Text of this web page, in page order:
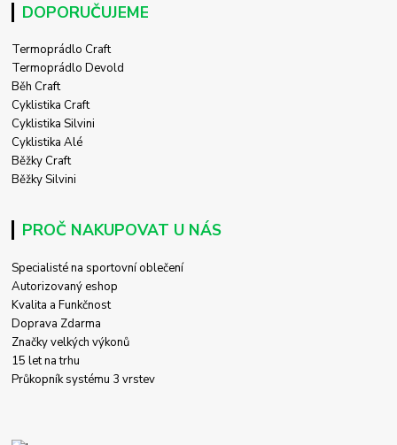
DOPORUČUJEME
Termoprádlo Craft
Termoprádlo Devold
Běh Craft
Cyklistika Craft
Cyklistika Silvini
Cyklistika Alé
Běžky Craft
Běžky Silvini
PROČ NAKUPOVAT U NÁS
Specialisté na sportovní oblečení
Autorizovaný eshop
Kvalita a Funkčnost
Doprava Zdarma
Značky velkých výkonů
15 let na trhu
Průkopník systému 3 vrstev